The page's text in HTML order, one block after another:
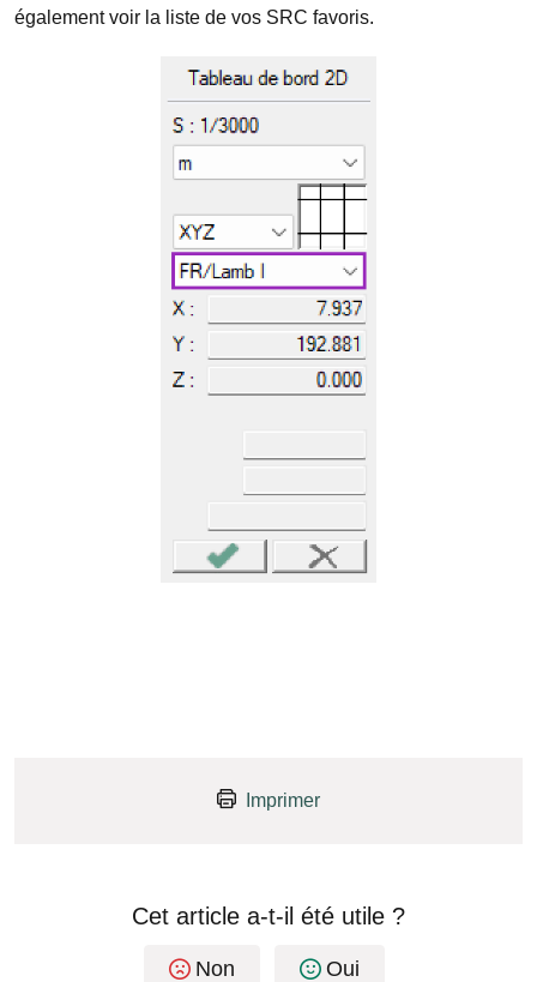
également voir la liste de vos SRC favoris.
Imprimer
Cet article a-t-il été utile ?
Non Oui